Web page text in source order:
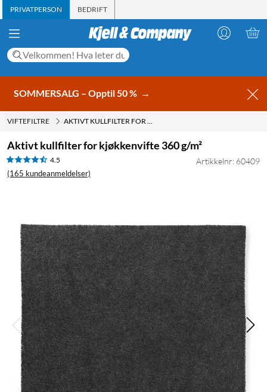
PRIVATPERSON BEDRIFT
SOMMERSALG – Opptil 50 % →
VIFTEFILTRE AKTIVT KULLFILTER FOR KJØKKENVIFTE 360 G/M²
Aktivt kullfilter for kjøkkenvifte 360 g/m²
4.5
(165 kundeanmeldelser)
Artikkelnr: 60409